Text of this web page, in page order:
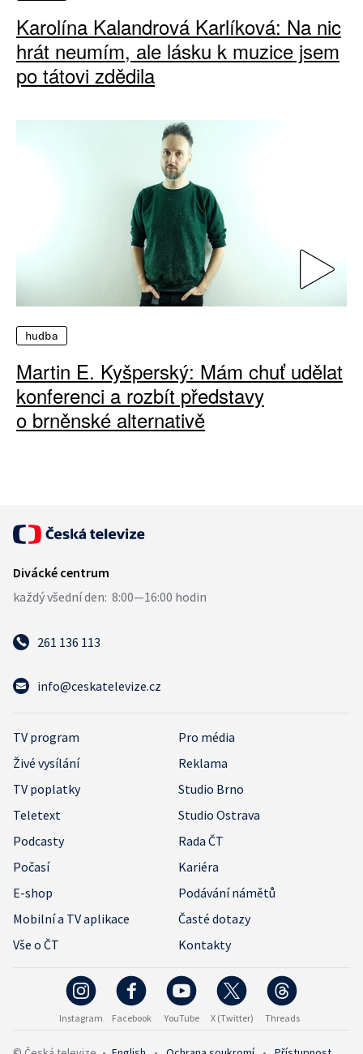
Karolína Kalandrová Karlíková: Na nic
hrát neumím, ale lásku k muzice jsem
po tátovi zdědila
hudba
Martin E. Kyšperský: Mám chuť udělat
konferenci a rozbít představy
o brněnské alternativě
261 136 113
info@ceskatelevize.cz
TV program
Pro média
Živé vysílání
Reklama
TV poplatky
Studio Brno
Teletext
Studio Ostrava
Podcasty
Rada ČT
Počasí
Kariéra
E-shop
Podávání námětů
Mobilní a TV aplikace
Časté dotazy
Vše o ČT
Kontakty
Instagram Facebook YouTube X (Twitter) Threads